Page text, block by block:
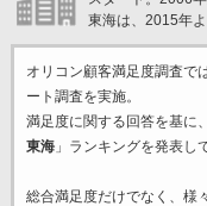
東海は、2015年
オリコン顧客満足度調査で
ート調査を実施。
満足度に関する回答を基に
東海」ランキングを発表し
総合満足度だけでなく、様